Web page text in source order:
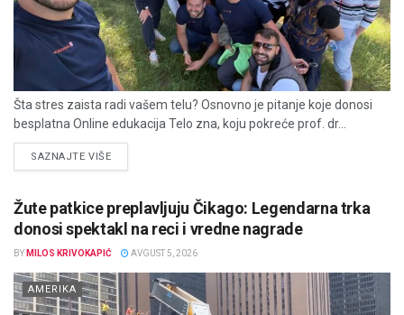
Šta stres zaista radi vašem telu? Osnovno je pitanje koje donosi
besplatna Online edukacija Telo zna, koju pokreće prof. dr...
SAZNAJTE VIŠEDETAILS
Žute patkice preplavljuju Čikago: Legendarna trka
donosi spektakl na reci i vredne nagrade
BY MILOS KRIVOKAPIĆ AVGUST 5, 2026
AMERIKA